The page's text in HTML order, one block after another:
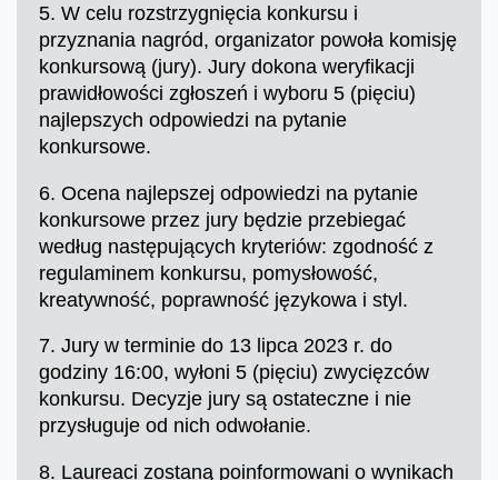
5. W celu rozstrzygnięcia konkursu i
przyznania nagród, organizator powoła komisję
konkursową (jury). Jury dokona weryfikacji
prawidłowości zgłoszeń i wyboru 5 (pięciu)
najlepszych odpowiedzi na pytanie
konkursowe.
6. Ocena najlepszej odpowiedzi na pytanie
konkursowe przez jury będzie przebiegać
według następujących kryteriów: zgodność z
regulaminem konkursu, pomysłowość,
kreatywność, poprawność językowa i styl.
7. Jury w terminie do 13 lipca 2023 r. do
godziny 16:00, wyłoni 5 (pięciu) zwycięzców
konkursu. Decyzje jury są ostateczne i nie
przysługuje od nich odwołanie.
8. Laureaci zostaną poinformowani o wynikach